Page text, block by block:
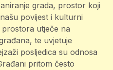
grada, prostor koji
povijest i kulturni
utječe na
te uvjetuje
posljedica su odnosa
pritom često